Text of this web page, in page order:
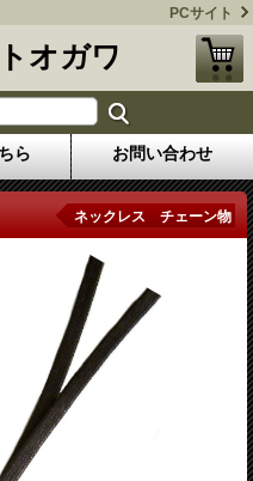
PCサイト
オガワ
ら お問い合わせ
ネックレス チェーン物